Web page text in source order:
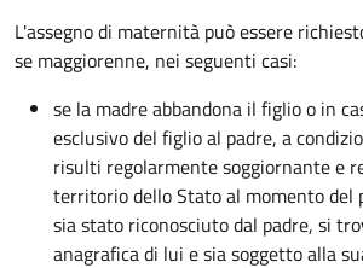
L'assegno di maternità può essere
se maggiorenne, nei seguenti casi:
se la madre abbandona il figlio o in
esclusivo del figlio al padre, a
risulti regolarmente soggiornante e
territorio dello Stato al momento del
sia stato riconosciuto dal padre, si
anagrafica di lui e sia soggetto alla